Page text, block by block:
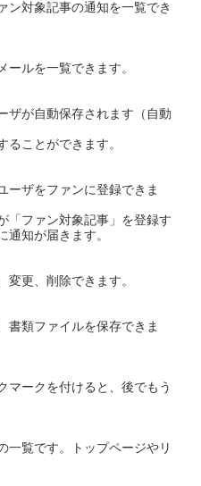
ン対象記事の通知を一覧でき
ールを一覧できます。
ザが自動保存されます（自動
ることができます。
ーザをファンに登録できま
「ファン対象記事」を登録す
通知が届きます。
変更、削除できます。
書類ファイルを保存できま
マークを付けると、後でもう
一覧です。トップページやリ